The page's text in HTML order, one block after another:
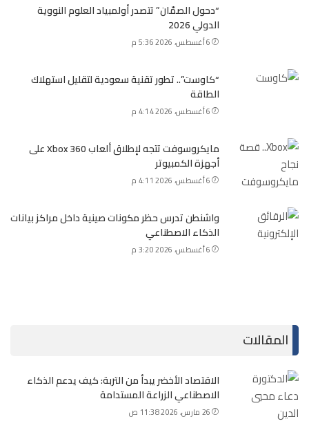
“دحول الصمّان” تتصدر أولمبياد العلوم النووية
الدولي 2026
6 أغسطس، 2026 5:36 م
“كاوست”.. تطور تقنية سعودية لتقليل استهلاك
الطاقة
6 أغسطس، 2026 4:14 م
مايكروسوفت تتجه لإطلاق ألعاب Xbox 360 على
أجهزة الكمبيوتر
6 أغسطس، 2026 4:11 م
واشنطن تدرس حظر مكونات صينية داخل مراكز بيانات
الذكاء الاصطناعي
6 أغسطس، 2026 3:20 م
المقالات
الاقتصاد الأخضر يبدأ من التربة: كيف يدعم الذكاء
الاصطناعي الزراعة المستدامة
26 مارس، 2026 11:38 ص